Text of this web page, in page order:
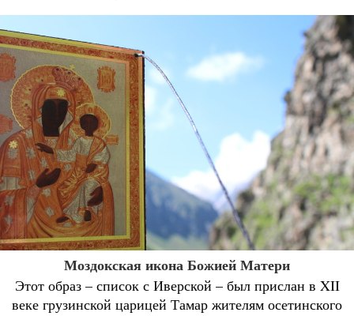
Моздокская икона Божией Матери
Этот образ – список с Иверской – был прислан в XII
веке грузинской царицей Тамар жителям осетинского